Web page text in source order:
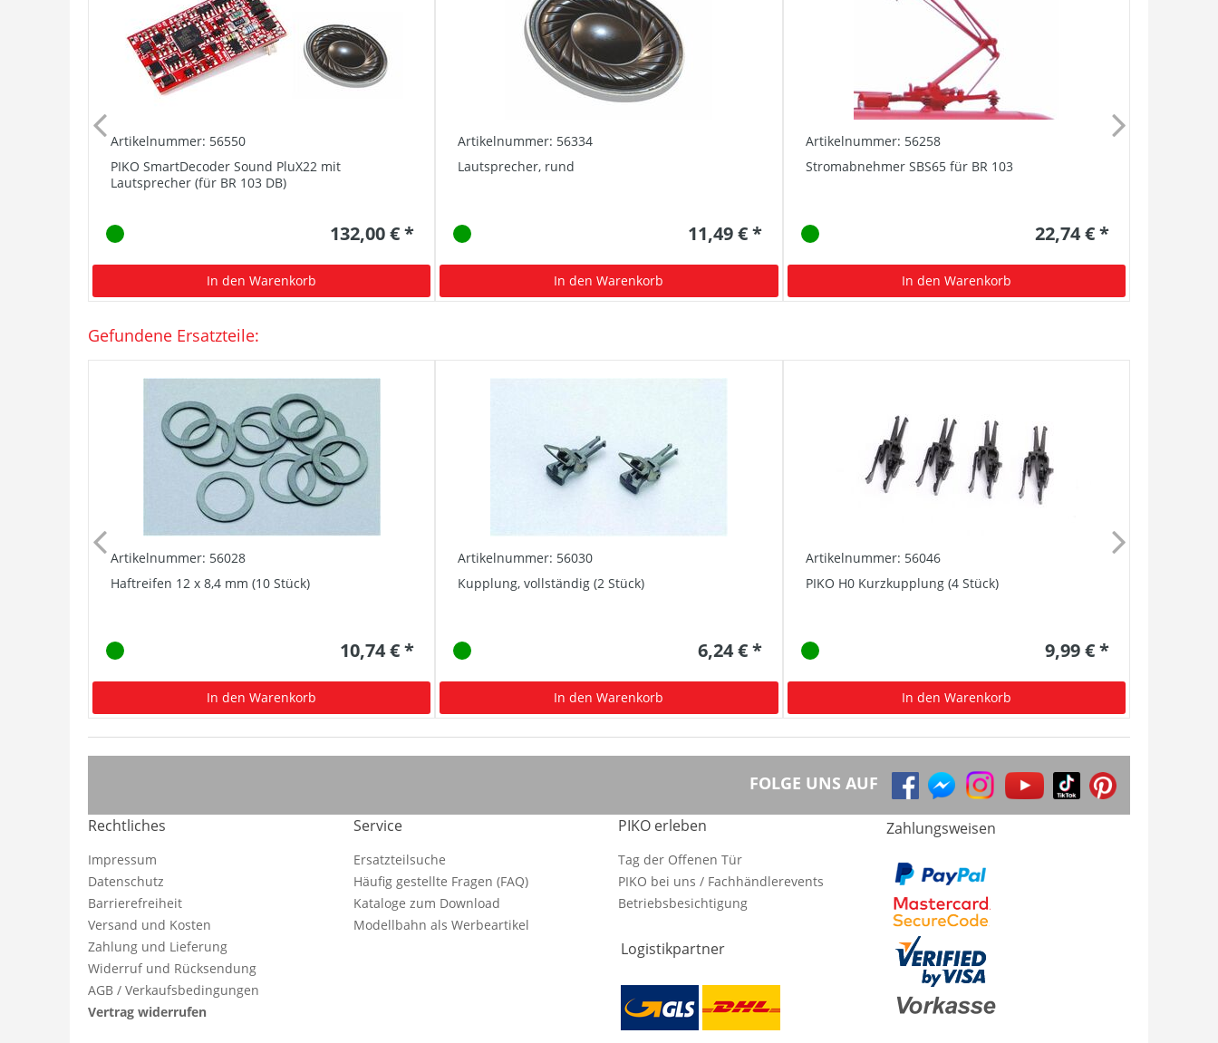
Artikelnummer: 56550
PIKO SmartDecoder Sound PluX22 mit
Lautsprecher (für BR 103 DB)
132,00 € *
In den Warenkorb
Artikelnummer: 56334
Lautsprecher, rund
11,49 € *
In den Warenkorb
Artikelnummer: 56258
Stromabnehmer SBS65 für BR 103
22,74 € *
In den Warenkorb
Gefundene Ersatzteile:
Artikelnummer: 56028
Haftreifen 12 x 8,4 mm (10 Stück)
10,74 € *
In den Warenkorb
Artikelnummer: 56030
Kupplung, vollständig (2 Stück)
6,24 € *
In den Warenkorb
Artikelnummer: 56046
PIKO H0 Kurzkupplung (4 Stück)
9,99 € *
In den Warenkorb
FOLGE UNS AUF
Rechtliches
Impressum
Datenschutz
Barrierefreiheit
Versand und Kosten
Zahlung und Lieferung
Widerruf und Rücksendung
AGB / Verkaufsbedingungen
Vertrag widerrufen
Service
Ersatzteilsuche
Häufig gestellte Fragen (FAQ)
Kataloge zum Download
Modellbahn als Werbeartikel
PIKO erleben
Tag der Offenen Tür
PIKO bei uns / Fachhändlerevents
Betriebsbesichtigung
Logistikpartner
Zahlungsweisen